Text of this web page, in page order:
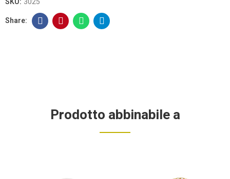
Prodotto abbinabile a